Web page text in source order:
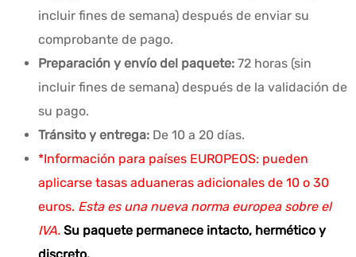
incluir fines de semana) después de enviar su
comprobante de pago.
Preparación y envío del paquete: 72 horas (sin
incluir fines de semana) después de la validación de
su pago.
Tránsito y entrega: De 10 a 20 días.
*Información para países EUROPEOS: pueden
aplicarse tasas aduaneras adicionales de 10 o 30
euros. Esta es una nueva norma europea sobre el
IVA. Su paquete permanece intacto, hermético y